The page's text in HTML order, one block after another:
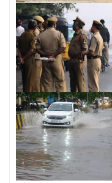
i
g
a
t
i
o
n